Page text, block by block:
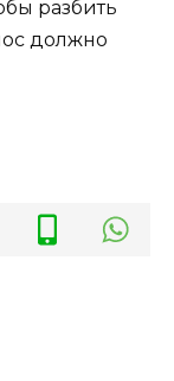
разбить
должно